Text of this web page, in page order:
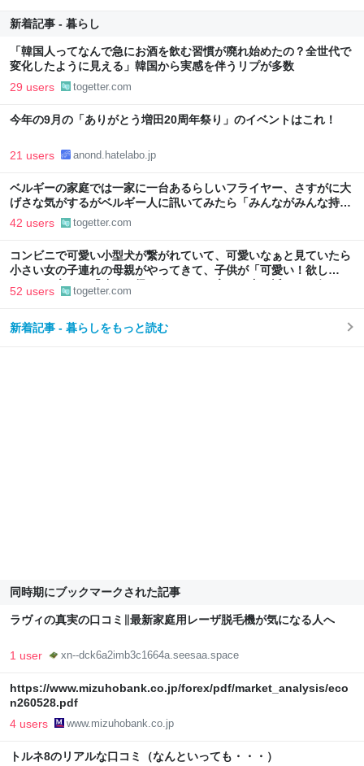
新着記事 - 暮らし
「韓国人ってなんで急にお酒を飲む習慣が廃れ始めたの？全世代で
変化したように見える」韓国から実感を伴うリプが多数
29 users togetter.com
今年の9月の「ありがとう増田20周年祭り」のイベントはこれ！
21 users anond.hatelabo.jp
ベルギーの家庭では一家に一台あるらしいフライヤー、さすがに大
げさな気がするがベルギー人に訊いてみたら「みんながみんな持っ
てるわけやないで。うちにはあるけどな」とか答えるんだろうな
42 users togetter.com
コンビニで可愛い小型犬が繋がれていて、可愛いなぁと見ていたら
小さい女の子連れの母親がやってきて、子供が「可愛い！欲し
い！」と言うと「連れて帰ろうか？」と言って犬に近づいて行った
52 users togetter.com
新着記事 - 暮らしをもっと読む
同時期にブックマークされた記事
ラヴィの真実の口コミ∥最新家庭用レーザ脱毛機が気になる人へ
1 user xn--dck6a2imb3c1664a.seesaa.space
https://www.mizuhobank.co.jp/forex/pdf/market_analysis/eco
n260528.pdf
4 users www.mizuhobank.co.jp
トルネ8のリアルな口コミ（なんといっても・・・）